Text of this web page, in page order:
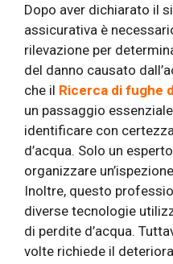
Dopo aver dichiarato il
assicurativa è
rilevazione per
del danno causato
che il Ricerca di fughe
un passaggio
identificare con
d’acqua. Solo un
organizzare
Inoltre, questo
diverse tecnologie
di perdite d’acqua.
volte richiede il